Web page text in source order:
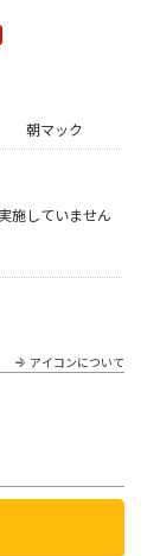
朝マック
実施していません
アイコンについて